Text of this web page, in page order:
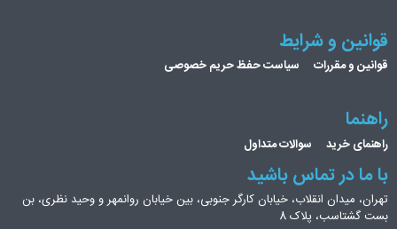
قوانین و شرایط
قوانین و مقررات سیاست حفظ حریم خصوصی
راهنما
راهنمای خرید سوالات متداول
با ما در تماس باشید
تهران، میدان انقلاب، خیابان کارگر جنوبی، بین خیابان روانمهر و وحید نظری، بن
بست گشتاسب، پلاک 8